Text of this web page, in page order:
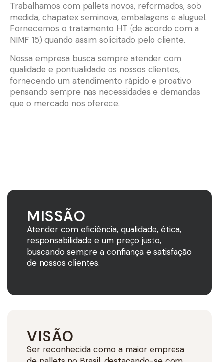
Trabalhamos com pallets novos, reformados, sob
medida, chapatex seminova, embalagens e aluguel.
Fornecemos o tratamento HT (de acordo com a
NIMF 15) quando assim solicitado pelo cliente.
Nossa empresa busca sempre atender com
qualidade e pontualidade os nossos clientes,
fornecendo um atendimento rápido e proativo
pensando sempre nas necessidades e demandas
que o mercado nos oferece.
MISSÃO
Atender com eficiência, qualidade, ética,
responsabilidade e um preço justo,
buscando sempre a confiança e satisfação
de nossos clientes.
VISÃO
Ser reconhecida como a maior empresa